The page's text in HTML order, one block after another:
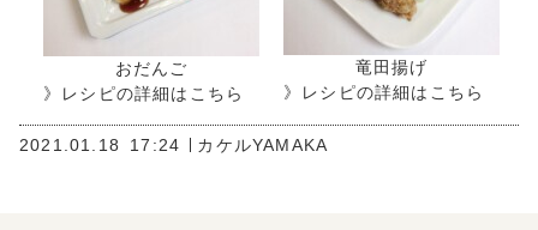
おだんご
》レシピの詳細はこちら
竜田揚げ
》レシピの詳細はこちら
2021.01.18 17:24 カケルYAMAKA